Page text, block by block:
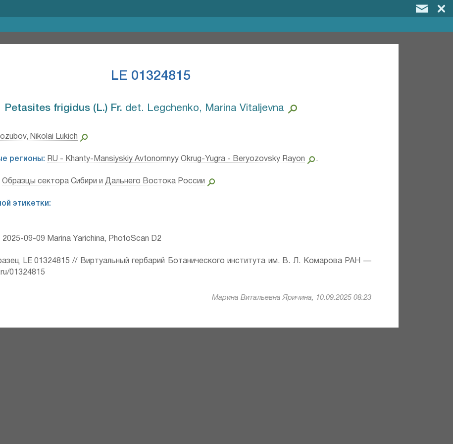
LE 01324815
Petasites frigidus (L.) Fr.⁣ det. Legchenko, Marina Vitaljevna
Nikolai Lukich
регионы: RU - Khanty-Mansiyskiy Avtonomnyy Okrug-Yugra - Beryozovsky Rayon .
Образцы сектора Сибири и Дальнего Востока России
этикетки:
2025-09-09 Marina Yarichina, PhotoScan D2
LE 01324815 // Виртуальный гербарий Ботанического института им. В. Л. Комарова РАН —
01324815
Марина Витальевна Яричина, 10.09.2025 08:23